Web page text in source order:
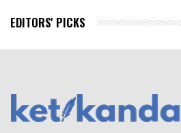
EDITORS' PICKS